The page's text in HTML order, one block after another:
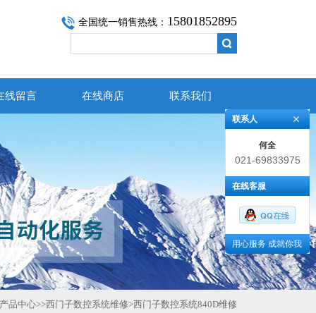
全国统一销售热线： 15801852895
线留言 在线商店 联系我们
产品中心>>西门子数控系统维修>西门子数控系统840D维修
联系人
何全
021-69833975
在线客服
用心服务 成就你我